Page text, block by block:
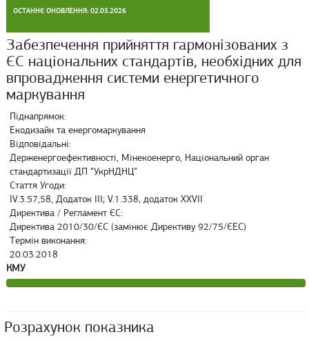
ОСТАННЄ ОНОВЛЕННЯ: 02.03.2026
Забезпечення прийняття гармонізованих з
ЄС національних стандартів, необхідних для
впровадження системи енергетичного
маркування
Піднапрямок:
Екодизайн та енергомаркування
Відповідальні:
Держенергоефективності, Мінекоенерго, Національний орган
стандартизації ДП “УкрНДНЦ”
Стаття Угоди:
IV.3.57,58, Додаток III; V.1.338, додаток XXVII
Директива / Регламент ЄС:
Директива 2010/30/ЄС (замінює Директиву 92/75/ЄЕС)
Термін виконання:
20.03.2018
КМУ
Розрахунок показника